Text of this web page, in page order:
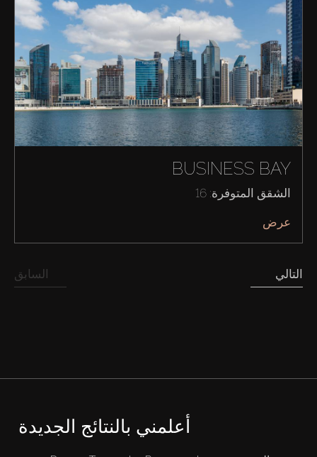
قيد الإنشاء
BUSINESS BAY
الشقق المتوفرة: 16
عرض
السابق التالي
أعلمني بالنتائج الجديدة